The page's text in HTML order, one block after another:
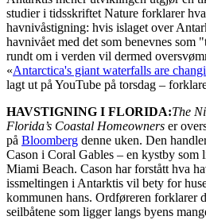
studier i tidsskriftet Nature forklarer
havnivåstigning: hvis islaget over
havnivået med det som benevnes som
rundt om i verden vil dermed
«Antarctica's giant waterfalls are
lagt ut på YouTube på torsdag –
HAVSTIGNING I FLORIDA:The
Florida’s Coastal Homeowners er
på Bloomberg denne uken. Den
Cason i Coral Gables – en kystby
Miami Beach. Cason har forstått hva
issmeltingen i Antarktis vil bety for
kommunen hans. Ordføreren forklarer
seilbåtene som ligger langs byens